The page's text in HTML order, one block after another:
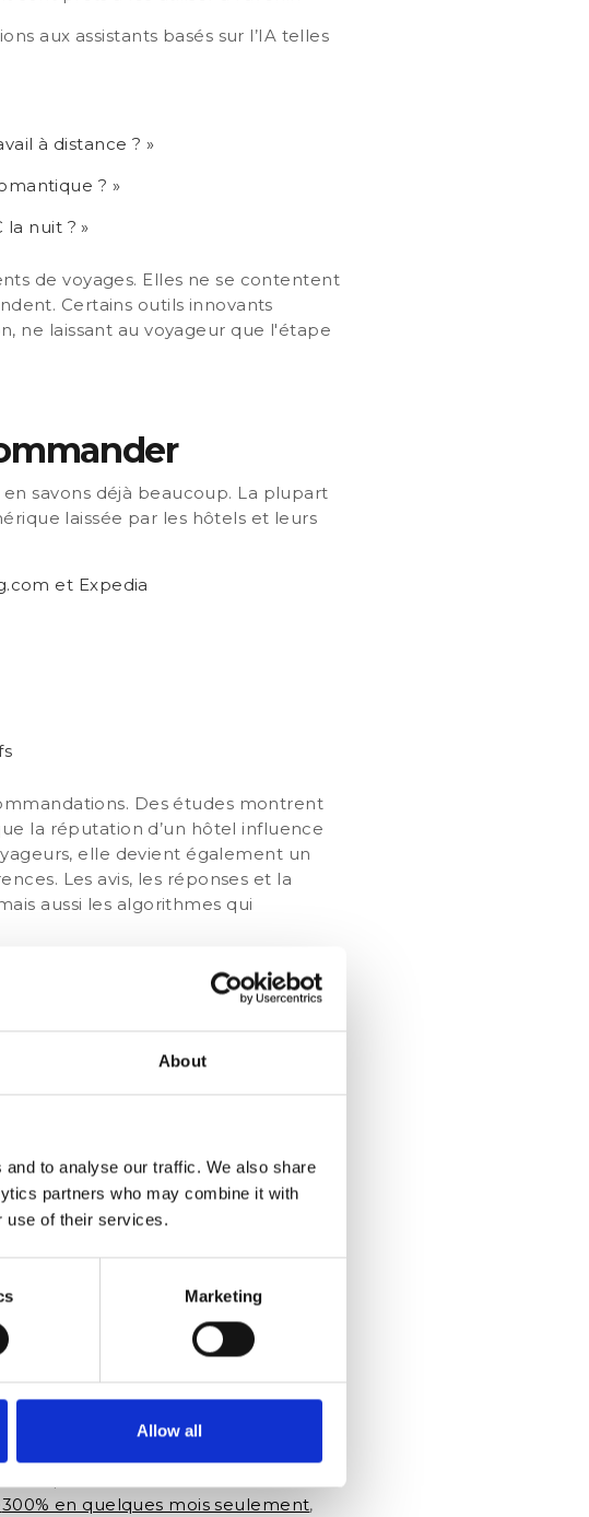
About
to analyse our traffic. We also share
partners who may combine it with
use of their services.
Marketing
Allow all
aux assistants basés sur l’IA telles
à distance ? »
? »
nuit ? »
de voyages. Elles ne se contentent
Certains outils innovants
ne laissant au voyageur que l'étape
savons déjà beaucoup. La plupart
laissée par les hôtels et leurs
et Expedia
Des études montrent
la réputation d’un hôtel influence
elle devient également un
Les avis, les réponses et la
aussi les algorithmes qui
sur les classements SEO
l'engagement actif comme un
notamment :
de voyage
ou si les commentaires ne sont
l'IA.
sont importantes
expansion. Les données Semrush
300% en quelques mois seulement,